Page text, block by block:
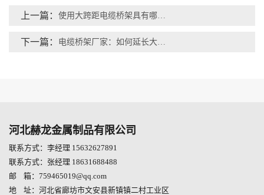
上一篇：
下一篇：
河北赫龙金属制品有限公司
联系方式：李经理 15632627891
联系方式：张经理 18631688488
邮 箱：759465019@qq.com
地 址：河北省廊坊市文安县新镇镇二村工业区